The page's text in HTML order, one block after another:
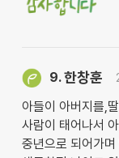
9.한창훈
아들이 아버지를,
사람이 태어나서
중년으로 되어가